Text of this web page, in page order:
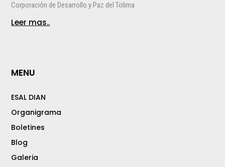
Corporación de Desarrollo y Paz del Tolima
Leer mas..
MENU
ESAL DIAN
Organigrama
Boletines
Blog
Galeria